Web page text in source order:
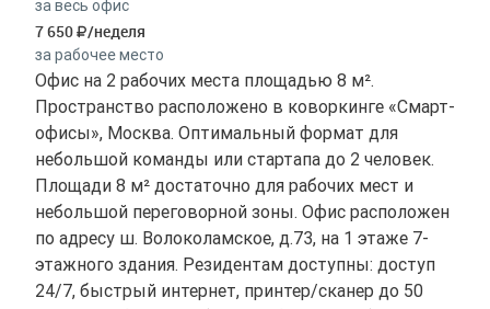
за весь офис
7 650 /неделя
за рабочее место
Офис на 2 рабочих места площадью 8 м².
Пространство расположено в коворкинге «Смарт-
офисы», Москва. Оптимальный формат для
небольшой команды или стартапа до 2 человек.
Площади 8 м² достаточно для рабочих мест и
небольшой переговорной зоны. Офис расположен
по адресу ш. Волоколамское, д.73, на 1 этаже 7-
этажного здания. Резидентам доступны: доступ
24/7, быстрый интернет, принтер/сканер до 50